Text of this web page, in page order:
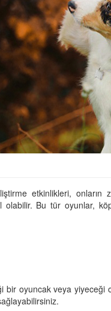
etkinlikleri, onların
Bu tür oyunlar,
bir oyuncak veya yiyeceği
Barınakları
Barınakları
Köpeklerin
“Çoban